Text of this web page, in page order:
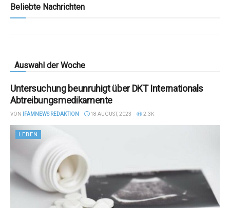
Beliebte Nachrichten
Auswahl der Woche
Untersuchung beunruhigt über DKT Internationals
Abtreibungsmedikamente
VON IFAMNEWS REDAKTION 18 AUGUST, 2023 2.3K
LEBEN